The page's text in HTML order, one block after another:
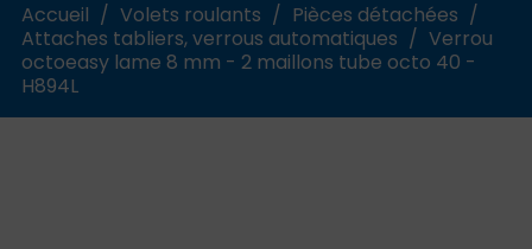
Accueil Volets roulants
Pièces détachées
Attaches tabliers, verrous automatiques
Verrou
octoeasy lame 8 mm - 2 maillons tube octo 40 -
H894L